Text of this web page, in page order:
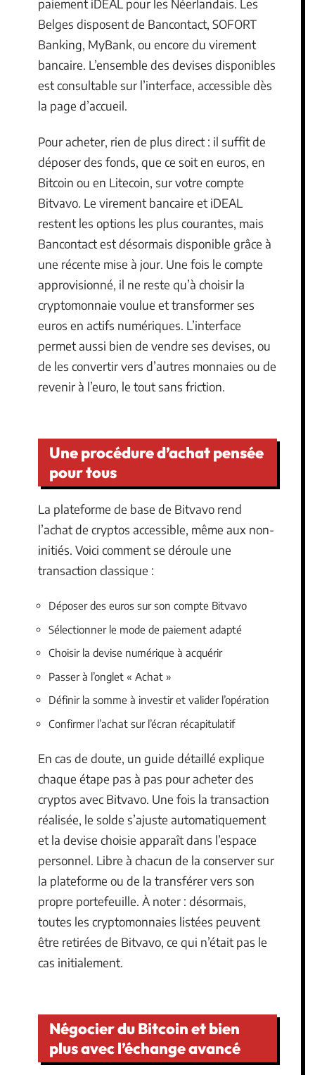
paiement iDEAL pour les Néerlandais. Les
Belges disposent de Bancontact, SOFORT
Banking, MyBank, ou encore du virement
bancaire. L’ensemble des devises disponibles
est consultable sur l’interface, accessible dès
la page d’accueil.
Pour acheter, rien de plus direct : il suffit de
déposer des fonds, que ce soit en euros, en
Bitcoin ou en Litecoin, sur votre compte
Bitvavo. Le virement bancaire et iDEAL
restent les options les plus courantes, mais
Bancontact est désormais disponible grâce à
une récente mise à jour. Une fois le compte
approvisionné, il ne reste qu’à choisir la
cryptomonnaie voulue et transformer ses
euros en actifs numériques. L’interface
permet aussi bien de vendre ses devises, ou
de les convertir vers d’autres monnaies ou de
revenir à l’euro, le tout sans friction.
Une procédure d’achat pensée
pour tous
La plateforme de base de Bitvavo rend
l’achat de cryptos accessible, même aux non-
initiés. Voici comment se déroule une
transaction classique :
Déposer des euros sur son compte Bitvavo
Sélectionner le mode de paiement adapté
Choisir la devise numérique à acquérir
Passer à l’onglet « Achat »
Définir la somme à investir et valider l’opération
Confirmer l’achat sur l’écran récapitulatif
En cas de doute, un guide détaillé explique
chaque étape pas à pas pour acheter des
cryptos avec Bitvavo. Une fois la transaction
réalisée, le solde s’ajuste automatiquement
et la devise choisie apparaît dans l’espace
personnel. Libre à chacun de la conserver sur
la plateforme ou de la transférer vers son
propre portefeuille. À noter : désormais,
toutes les cryptomonnaies listées peuvent
être retirées de Bitvavo, ce qui n’était pas le
cas initialement.
Négocier du Bitcoin et bien
plus avec l’échange avancé